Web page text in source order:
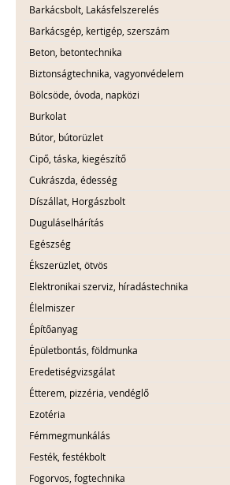
Barkácsbolt, Lakásfelszerelés
Barkácsgép, kertigép, szerszám
Beton, betontechnika
Biztonságtechnika, vagyonvédelem
Bölcsöde, óvoda, napközi
Burkolat
Bútor, bútorüzlet
Cipő, táska, kiegészítő
Cukrászda, édesség
Díszállat, Horgászbolt
Duguláselhárítás
Egészség
Ékszerüzlet, ötvös
Elektronikai szerviz, híradástechnika
Élelmiszer
Építőanyag
Épületbontás, földmunka
Eredetiségvizsgálat
Étterem, pizzéria, vendéglő
Ezotéria
Fémmegmunkálás
Festék, festékbolt
Fogorvos, fogtechnika